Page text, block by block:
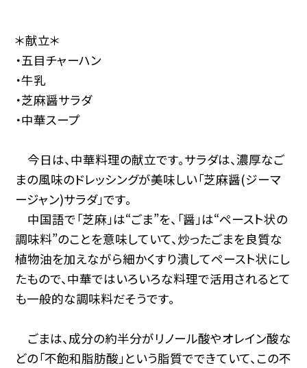
＊献立＊
・五目チャーハン
・牛乳
・芝麻醤サラダ
・中華スープ
今日は、中華料理の献立です。サラダは、濃厚なご
まの風味のドレッシングが美味しい「芝麻醤(ジーマ
ージャン)サラダ」です。
中国語で「芝麻」は“ごま”を、「醤」は“ペースト状の
調味料”のことを意味していて、炒ったごまを良質な
植物油を加えながら細かくすり潰してペースト状にし
たもので、中華ではいろいろな料理で活用されるとて
も一般的な調味料だそうです。
ごまは、成分の約半分がリノール酸やオレイン酸な
どの「不飽和脂肪酸」という脂質でできていて、この不